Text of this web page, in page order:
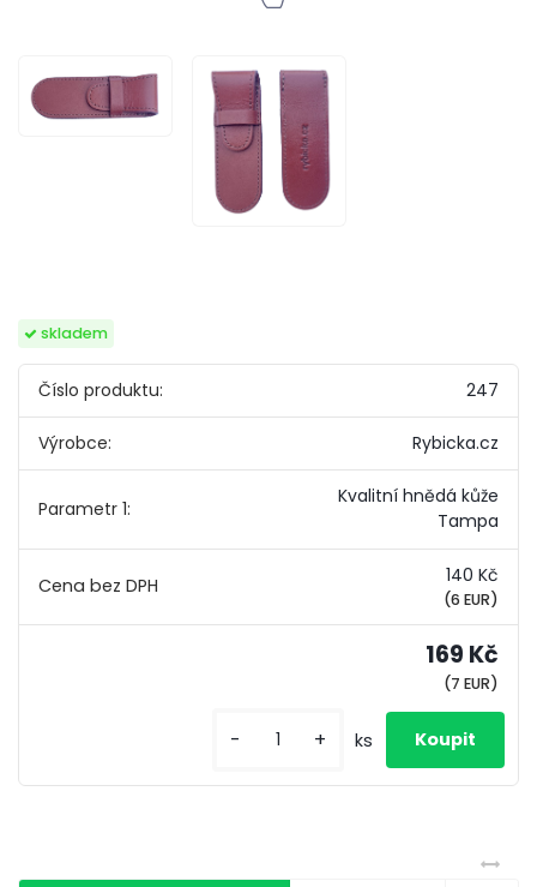
skladem
Číslo produktu: 247
Výrobce: Rybicka.cz
Parametr 1:
Kvalitní hnědá kůže
Tampa
140 Kč
(6 EUR)
169 Kč
(7 EUR)
- + ks